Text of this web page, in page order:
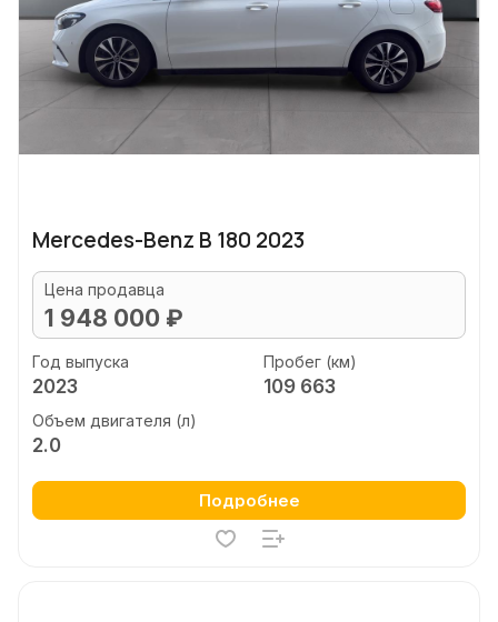
Mercedes-Benz B 180 2023
Цена продавца
1 948 000 ₽
Год выпуска
2023
Пробег (км)
109 663
Объем двигателя (л)
2.0
Подробнее